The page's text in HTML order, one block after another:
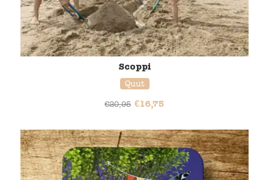
Scoppi
Quut
€20,95 €16,75